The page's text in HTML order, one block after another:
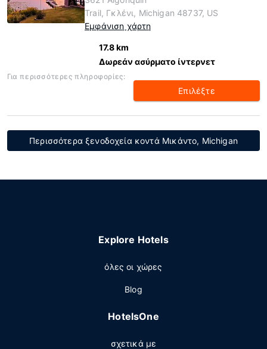
Trail, Γκλένι, Michigan 48737, US
Εμφάνιση χάρτη
17.8 km
Δωρεάν ασύρματο ίντερνετ
Για περισσότερες πληροφορίες:
Επιλέξτε
Περισσότερα ξενοδοχεία κοντά Μικάντο, Michigan
Explore Hotels
όλες οι χώρες
Blog
HotelsOne
σχετικά με